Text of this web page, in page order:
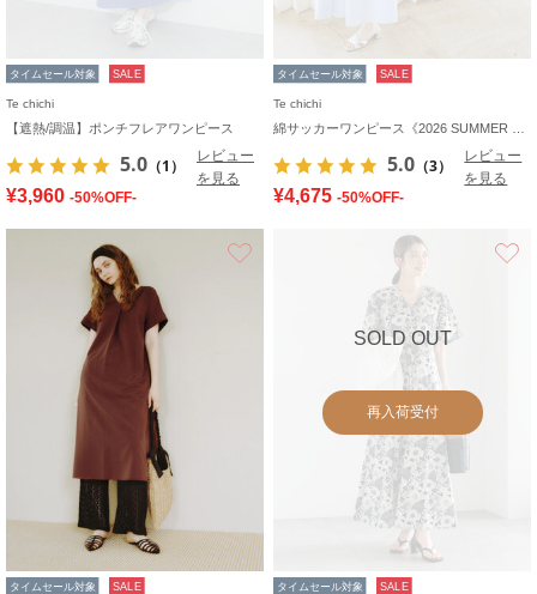
タイムセール対象 SALE
Te chichi
【遮熱/調温】ポンチフレアワンピース
5.0 （1）
レビュー
を見る
¥3,960 -50%OFF-
タイムセール対象 SALE
Te chichi
5.0 （3）
レビュー
を見る
¥4,675 -50%OFF-
タイムセール対象 SALE
SOLD OUT
再入荷受付
タイムセール対象 SALE